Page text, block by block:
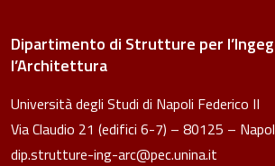
Dipartimento di Strutture per
l’Architettura
Università degli Studi di Napoli Federico II
Via Claudio 21 (edifici 6-7) – 80125 –
dip.strutture-ing-arc@pec.unina.it